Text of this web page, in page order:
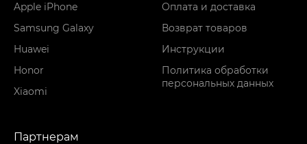
Apple iPhone
Samsung Galaxy
Huawei
Honor
Xiaomi
Оплата и доставка
Возврат товаров
Инструкции
Политика обработки
персональных данных
Партнерам